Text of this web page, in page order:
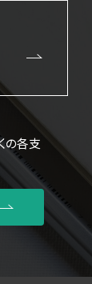
の各支